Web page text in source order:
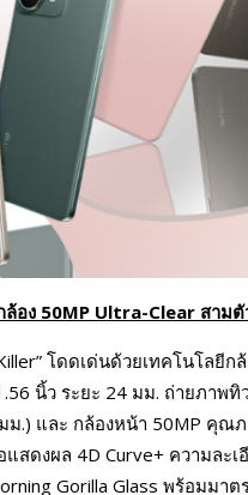
ล้อง 50MP Ultra-Clear สาม
โดดเด่นด้วยเทคโนโลยี
นิ้ว ระยะ 24 มม. ถ่ายภา
ม.) และ กล้องหน้า 50MP คุณ
สดงผล 4D Curve+ ความละ
Gorilla Glass พร้อมม